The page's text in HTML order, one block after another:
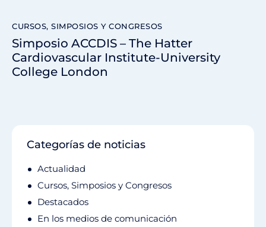
CURSOS, SIMPOSIOS Y CONGRESOS
Simposio ACCDIS – The Hatter
Cardiovascular Institute-University
College London
Categorías de noticias
Actualidad
Cursos, Simposios y Congresos
Destacados
En los medios de comunicación